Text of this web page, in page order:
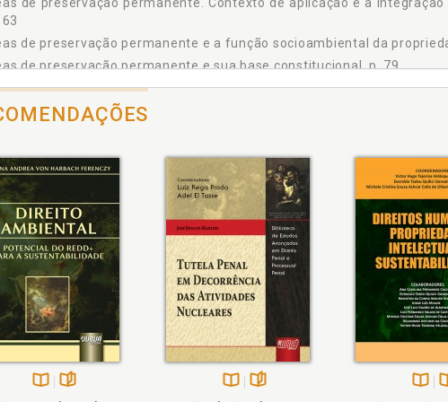
Controle natural de ´pragas´, p. 145
Biodiversidade, p. 146
As áreas de preservação permanente - contexto de aplicação e a integração
p. 181
de preservação permanente e a função socioambiental da
de preservação permanente e sua base constitucional, p. 79
jurídico efetivamente tutelado nas áreas de preservação
Referências, p. 181
p. 146
Corredor de biodiversidade. Fluxo gênico. Interações e
Crise ambiental e da biodiversidade. Degradação e o
Crise ambiental sob a perspectiva da perda da
Fauna, p. 147
Flora, p. 151
Importância das florestas para a biodiversidade, p. 36
Números da biodiversidade, p. 34
Propriedade privada e as ilhas de biodiversidade.